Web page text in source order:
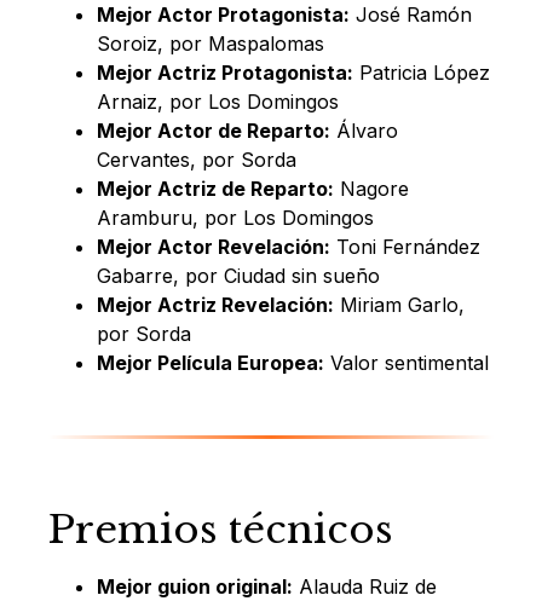
Mejor Actor Protagonista: José Ramón
Soroiz, por Maspalomas
Mejor Actriz Protagonista: Patricia López
Arnaiz, por Los Domingos
Mejor Actor de Reparto: Álvaro
Cervantes, por Sorda
Mejor Actriz de Reparto: Nagore
Aramburu, por Los Domingos
Mejor Actor Revelación: Toni Fernández
Gabarre, por Ciudad sin sueño
Mejor Actriz Revelación: Miriam Garlo,
por Sorda
Mejor Película Europea: Valor sentimental
Premios técnicos
Mejor guion original: Alauda Ruiz de